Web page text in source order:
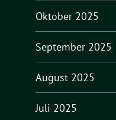
Oktober 2025
September 2025
August 2025
Juli 2025